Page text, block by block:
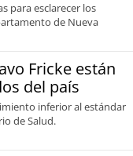
para esclarecer los
de Nueva
Fricke están
del país
inferior al estándar
de Salud.